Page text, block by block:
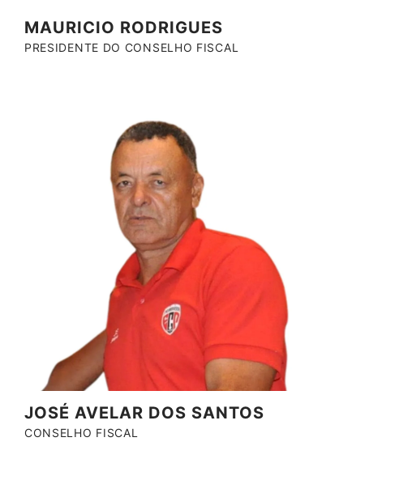
MAURICIO RODRIGUES
PRESIDENTE DO CONSELHO FISCAL
JOSÉ AVELAR DOS SANTOS
CONSELHO FISCAL